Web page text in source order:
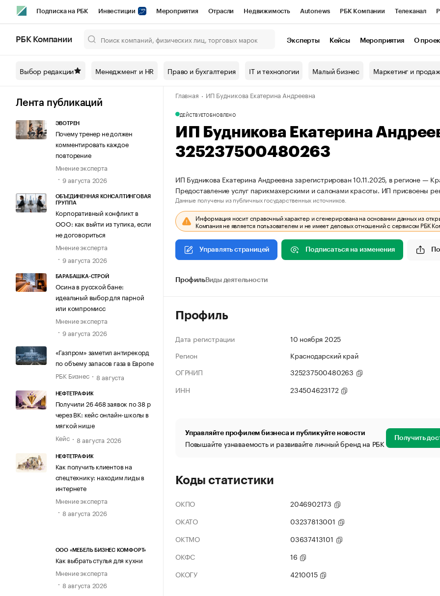
Подписка на РБК Инвестиции Мероприятия Отрасли Недвижимость Autonews РБК Компании Телеканал
Спецпроекты СПб Конференции СПб Спецпроекты Проверка контрагентов
Технологии и медиа Рынок наличной валюты
РБК Компании Эксперты Кейсы Мероприятия О
Выбор редакции Менеджмент и HR Право и бухгалтерия IT и технологии Малый бизнес Маркетинг и
Лента публикаций
ЭВОТРЕН
Почему тренер не должен
комментировать каждое
повторение
Мнение эксперта
9 августа 2026
ОБЪЕДИНЕННАЯ КОНСАЛТИНГОВАЯ
ГРУППА
Корпоративный конфликт в
ООО: как выйти из тупика, если
не договориться
Мнение эксперта
9 августа 2026
БАРАБАШКА-СТРОЙ
Осина в русской бане:
идеальный выбор для парной
или компромисс
Мнение эксперта
9 августа 2026
«Газпром» заметил антирекорд
по объему запасов газа в Европе
РБК Бизнес
8 августа
НЕФТЕТРАФИК
Получили 26 468 заявок по 38 р
через ВК: кейс онлайн-школы в
мягкой нише
Кейс
8 августа 2026
НЕФТЕТРАФИК
Как получить клиентов на
спецтехнику: находим лиды в
интернете
Мнение эксперта
8 августа 2026
ООО «МЕБЕЛЬ БИЗНЕС КОМФОРТ»
Как выбрать стулья для кухни
Мнение эксперта
8 августа 2026
Главная ИП Будникова Екатерина Андреевна
ДЕЙСТВУЕТОБНОВЛЕНО
ИП Будникова Екатерина
325237500480263
ИП Будникова Екатерина Андреевна зарегистрирован 10.11.2025, в регионе —
Предоставление услуг парикмахерскими и салонами красоты. ИП
Данные получены из публичных государственных источников.
Информация носит справочный характер и сгенерирована на основании данных из
Компания не является пользователем и не имеет деловых отношений с сервисом РБК
Управлять страницей Подписаться на изменения
ПрофильВиды деятельности
Профиль
Дата регистрации
10 ноября 2025
Регион
Краснодарский край
ОГРНИП
325237500480263
ИНН
234504623172
Управляйте профилем бизнеса и публикуйте новости
Повышайте узнаваемость и развивайте личный бренд на РБК Получить
Коды статистики
ОКПО
2046902173
ОКАТО
03237813001
ОКТМО
03637413101
ОКФС
16
ОКОГУ
4210015